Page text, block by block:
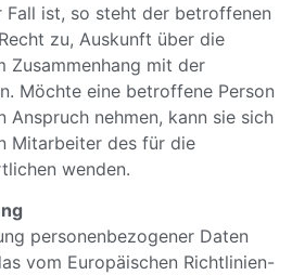
Fall ist, so steht der betroffenen
zu, Auskunft über die
Zusammenhang mit der
Möchte eine betroffene Person
Anspruch nehmen, kann sie sich
Mitarbeiter des für die
wenden.
personenbezogener Daten
vom Europäischen Richtlinien-